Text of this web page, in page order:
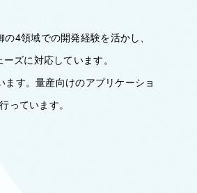
4領域での開発経験を活かし、
ズに対応しています。
す。量産向けのアプリケーショ
っています。